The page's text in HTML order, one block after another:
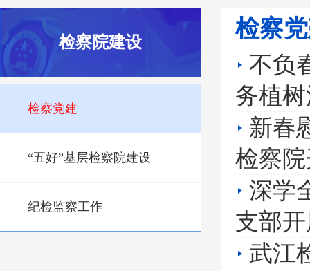
检察院建设
检察党建
“五好”基层检察院建设
纪检监察工作
检察
不负
务植
新春
检察
深学
支部
武江